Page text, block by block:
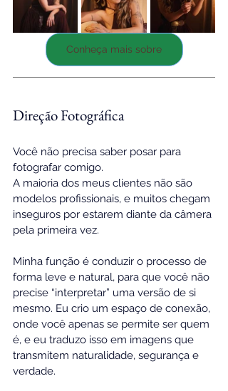
Conheça mais sobre
Direção Fotográfica
Você não precisa saber posar para
fotografar comigo.
A maioria dos meus clientes não são
modelos profissionais, e muitos chegam
inseguros por estarem diante da câmera
pela primeira vez.
Minha função é conduzir o processo de
forma leve e natural, para que você não
precise “interpretar” uma versão de si
mesmo. Eu crio um espaço de conexão,
onde você apenas se permite ser quem
é, e eu traduzo isso em imagens que
transmitem naturalidade, segurança e
verdade.